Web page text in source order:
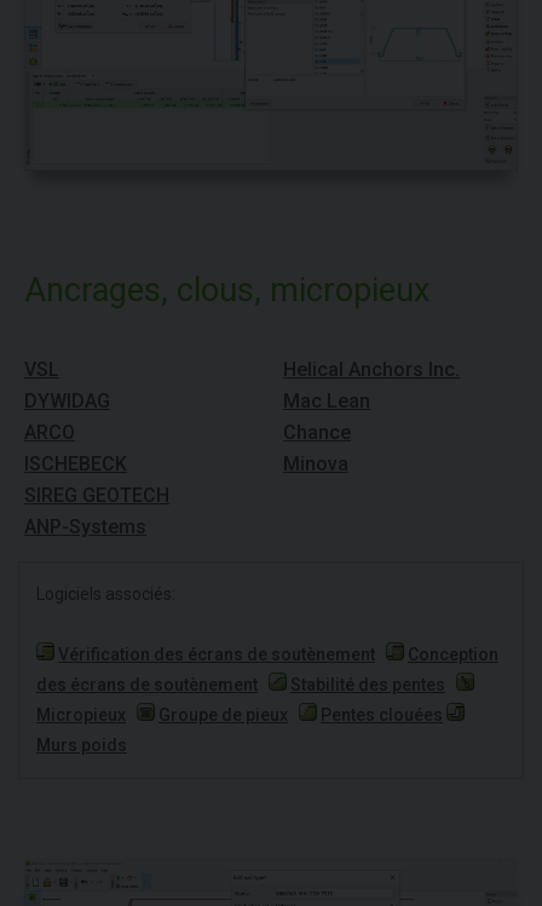
Ancrages, clous, micropieux
VSL
DYWIDAG
ARCO
ISCHEBECK
SIREG GEOTECH
ANP-Systems
Helical Anchors Inc.
Mac Lean
Chance
Minova
Logiciels associés:
Vérification des écrans de soutènement
Conception
des écrans de soutènement
Stabilité des pentes
Micropieux
Groupe de pieux
Pentes clouées
Murs poids